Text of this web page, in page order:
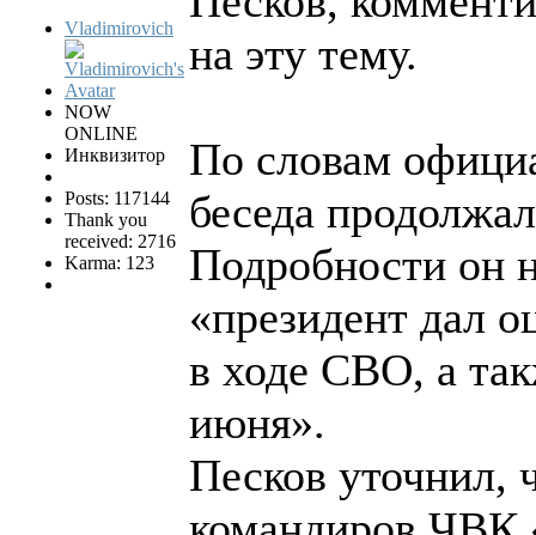
Vladimirovich
NOW
ONLINE
Инквизитор
Posts: 117144
Thank you
received: 2716
Karma: 123
на эту тему.
По словам
беседа
Подробности он
«президент дал
в ходе СВО, а
июня».
Песков уточнил,